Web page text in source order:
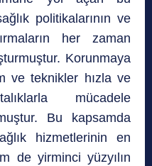
politikalarının ve
her zaman
Korunmaya
ve teknikler hızla ve
mücadele
Bu kapsamda
hizmetlerinin en
de yirminci yüzyılın